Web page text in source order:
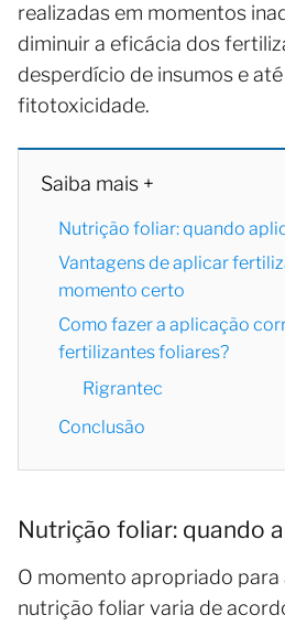
realizadas em momentos
diminuir a eficácia dos
desperdício de insumos e
fitotoxicidade.
Saiba mais +
Nutrição foliar: quando
Vantagens de aplicar
momento certo
Como fazer a aplicação
fertilizantes foliares?
Rigrantec
Conclusão
Nutrição foliar: quando
O momento apropriado para
nutrição foliar varia de